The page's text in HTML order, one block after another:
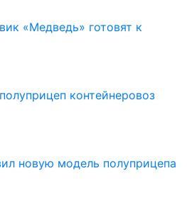
«Медведь» готовят к
контейнеровоз
новую модель полуприцепа